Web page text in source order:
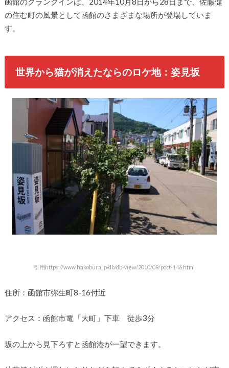
の住む町の風景として函館のさまざまな場所が登場していま
す。
世界から猫が消えたならのロケ地：姿見坂
引用https://www.hakobura.jp/db/db-view/2010/09/post-146.html
住所：函館市弥生町8-16付近
アクセス：函館市電「大町」下車 徒歩3分
坂の上から見下ろすと函館港が一望できます。